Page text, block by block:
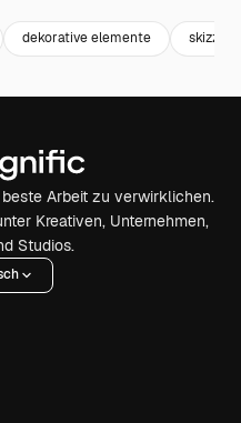
dekorative elemente skizze
Arbeit zu verwirklichen.
Kreativen, Unternehmen,
Studios.